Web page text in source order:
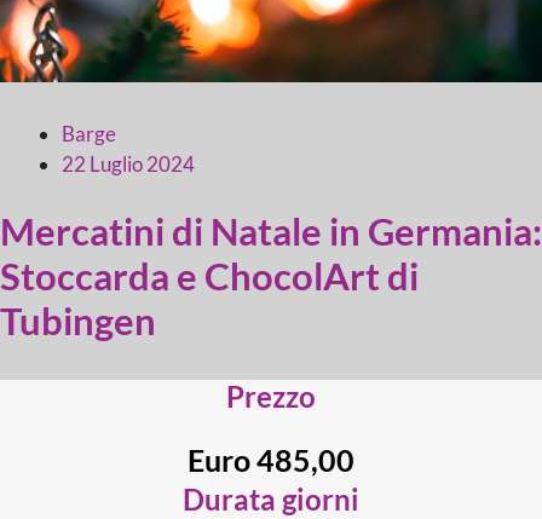
Barge
22 Luglio 2024
Mercatini di Natale in Germania:
Stoccarda e ChocolArt di
Tubingen
Prezzo
Euro 485,00
Durata giorni